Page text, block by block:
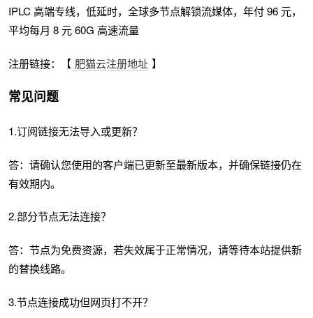
IPLC 高端专线，低延时，全球多节点解锁流媒体，年付 96 元，
平均每月 8 元 60G 高速流量
注册链接：【 肥猫云注册地址 】
常见问题
1.订阅链接无法导入或更新？
答：请确认您使用的客户端已更新至最新版本，并确保链接仍在
有效期内。
2.部分节点无法连接？
答：节点为免费资源，若失效属于正常情况，请等待本站提供新
的替换线路。
3.节点连接成功但网页打不开？